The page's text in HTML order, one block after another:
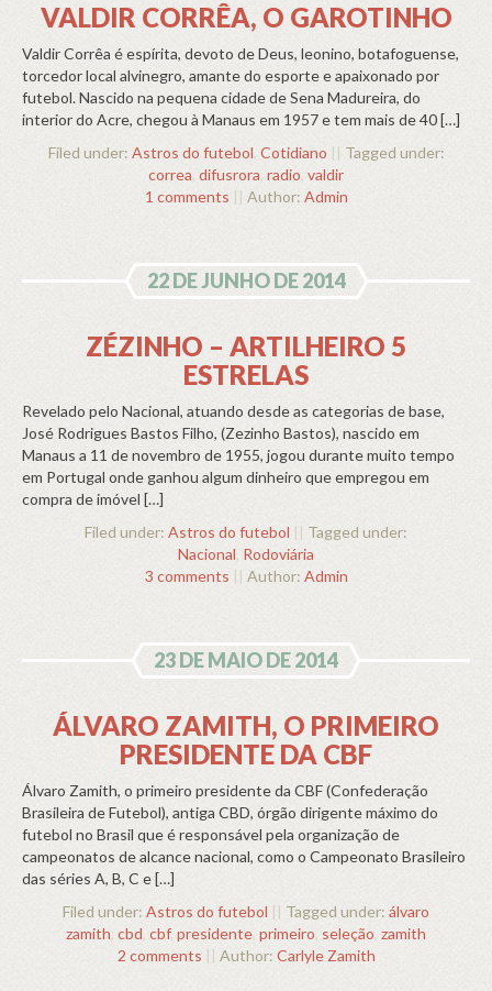
VALDIR CORRÊA, O GAROTINHO
Valdir Corrêa é espírita, devoto de Deus, leonino, botafoguense,
torcedor local alvinegro, amante do esporte e apaixonado por
futebol. Nascido na pequena cidade de Sena Madureira, do
interior do Acre, chegou à Manaus em 1957 e tem mais de 40 […]
Filed under: Astros do futebol, Cotidiano || Tagged under:
correa, difusrora, radio, valdir
1 comments || Author: Admin
22 DE JUNHO DE 2014
ZÉZINHO – ARTILHEIRO 5
ESTRELAS
Revelado pelo Nacional, atuando desde as categorias de base,
José Rodrigues Bastos Filho, (Zezinho Bastos), nascido em
Manaus a 11 de novembro de 1955, jogou durante muito tempo
em Portugal onde ganhou algum dinheiro que empregou em
compra de imóvel […]
Filed under: Astros do futebol || Tagged under:
Nacional, Rodoviária
3 comments || Author: Admin
23 DE MAIO DE 2014
ÁLVARO ZAMITH, O PRIMEIRO
PRESIDENTE DA CBF
Álvaro Zamith, o primeiro presidente da CBF (Confederação
Brasileira de Futebol), antiga CBD, órgão dirigente máximo do
futebol no Brasil que é responsável pela organização de
campeonatos de alcance nacional, como o Campeonato Brasileiro
das séries A, B, C e […]
Filed under: Astros do futebol || Tagged under: álvaro
zamith, cbd, cbf, presidente, primeiro, seleção, zamith
2 comments || Author: Carlyle Zamith